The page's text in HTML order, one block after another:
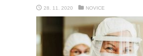
28. 11. 2020 NOVICE